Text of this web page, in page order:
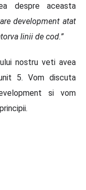
despre aceasta
development atat
linii de cod.”
nostru veti avea
5. Vom discuta
si vom